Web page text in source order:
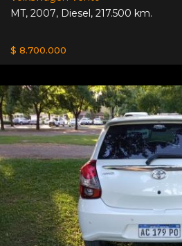
MT, 2007, Diesel, 217.500 km.
$ 8.700.000